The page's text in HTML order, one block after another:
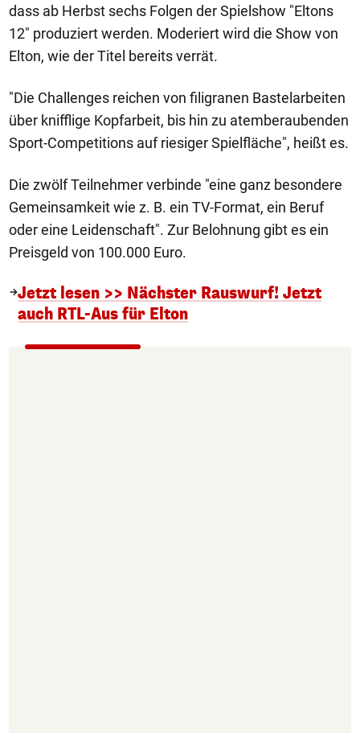
dass ab Herbst sechs Folgen der Spielshow "Eltons
12" produziert werden. Moderiert wird die Show von
Elton, wie der Titel bereits verrät.
"Die Challenges reichen von filigranen Bastelarbeiten
über knifflige Kopfarbeit, bis hin zu atemberaubenden
Sport-Competitions auf riesiger Spielfläche", heißt es.
Die zwölf Teilnehmer verbinde "eine ganz besondere
Gemeinsamkeit wie z. B. ein TV-Format, ein Beruf
oder eine Leidenschaft". Zur Belohnung gibt es ein
Preisgeld von 100.000 Euro.
Jetzt lesen >> Nächster Rauswurf! Jetzt
auch RTL-Aus für Elton